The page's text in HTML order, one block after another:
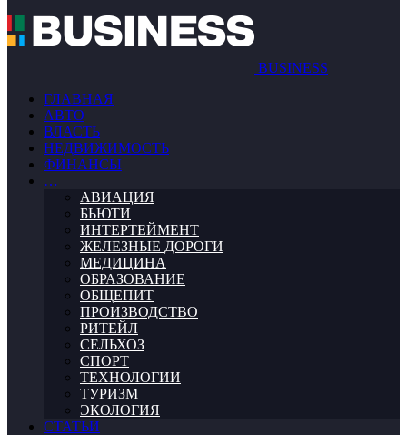
BUSINESS
ГЛАВНАЯ
АВТО
ВЛАСТЬ
НЕДВИЖИМОСТЬ
ФИНАНСЫ
…
АВИАЦИЯ
БЬЮТИ
ИНТЕРТЕЙМЕНТ
ЖЕЛЕЗНЫЕ ДОРОГИ
МЕДИЦИНА
ОБРАЗОВАНИЕ
ОБЩЕПИТ
ПРОИЗВОДСТВО
РИТЕЙЛ
СЕЛЬХОЗ
СПОРТ
ТЕХНОЛОГИИ
ТУРИЗМ
ЭКОЛОГИЯ
СТАТЬИ